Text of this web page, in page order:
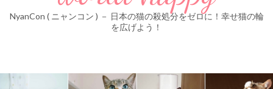
NyanCon ( ニャンコン ) － 日本の猫の殺処分をゼロに！幸せ猫の輪
を広げよう！